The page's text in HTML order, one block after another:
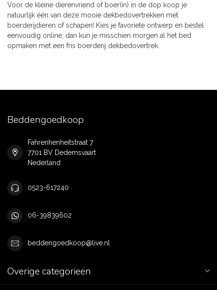
Voor de kleine dierenvriend of boer(in) in de dop koop je
natuurlijk één van deze mooie dekbedovertrekken met
boerderijdieren of schapen! Kies je favoriete ontwerp en bestel
eenvoudig online, dan kun je misschien morgen al het bed
opmaken met een fris boerderij dekbedovertrek.
Beddengoedkoop
Fahrenhenheitstraat 7
7701 BV Dedemsvaart
Nederland
0523-617240
06-39839602
beddengoedkoop@live.nl
Overige categorieën